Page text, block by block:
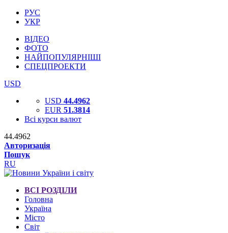
РУС
УКР
ВІДЕО
ФОТО
НАЙПОПУЛЯРНІШІ
СПЕЦПРОЕКТИ
USD
USD 44.4962
EUR 51.3814
Всі курси валют
44.4962
Авторизація
Пошук
RU
ВСІ РОЗДІЛИ
Головна
Україна
Місто
Світ